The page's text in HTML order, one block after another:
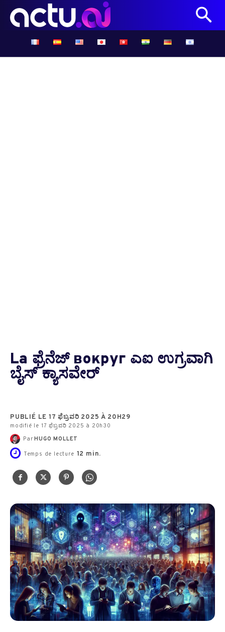
La ಫ್ರೆನೆಜ್ вокруг ಎಐ ಉಗ್ರವಾಗಿ
ಬೈಸ್ ಕ್ಯಾಸವೇರ್
PUBLIÉ LE 17 ಫೆಬ್ರವರಿ 2025 À 20H29
modifié le 17 ಫೆಬ್ರವರಿ 2025 à 20h30
Par HUGO MOLLET
Temps de lecture 12 min.